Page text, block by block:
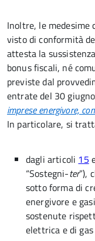
Inoltre, le
visto di conformità
attesta la
bonus fiscali, né
previste dal
entrate del 30
imprese energivore,
In particolare, si
dagli articoli 15
“Sostegni-ter”),
sotto forma di
energivore e
sostenute
elettrica e di